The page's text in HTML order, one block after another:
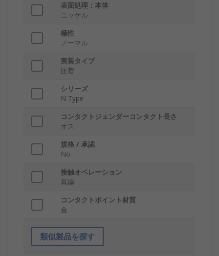
表面処理：本体
ニッケル
極性
ノーマル
実装タイプ
圧着
シリーズ
N Type
コンタクトジェンダーコンタクト長さ
オス
規格 / 承認
No
接触オペレーション
真鍮
コンタクトポイント材質
金
類似製品を探す